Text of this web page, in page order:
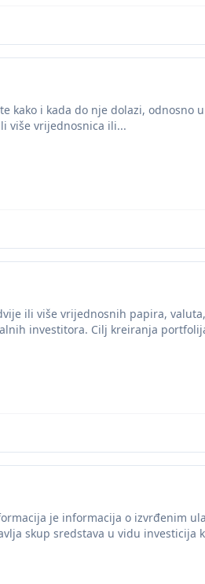
kako i kada do nje dolazi, odnosno
više vrijednosnica ili...
ili više vrijednosnih papira,
investitora. Cilj kreiranja
je informacija o izvrđenim
skup sredstava u vidu investicija